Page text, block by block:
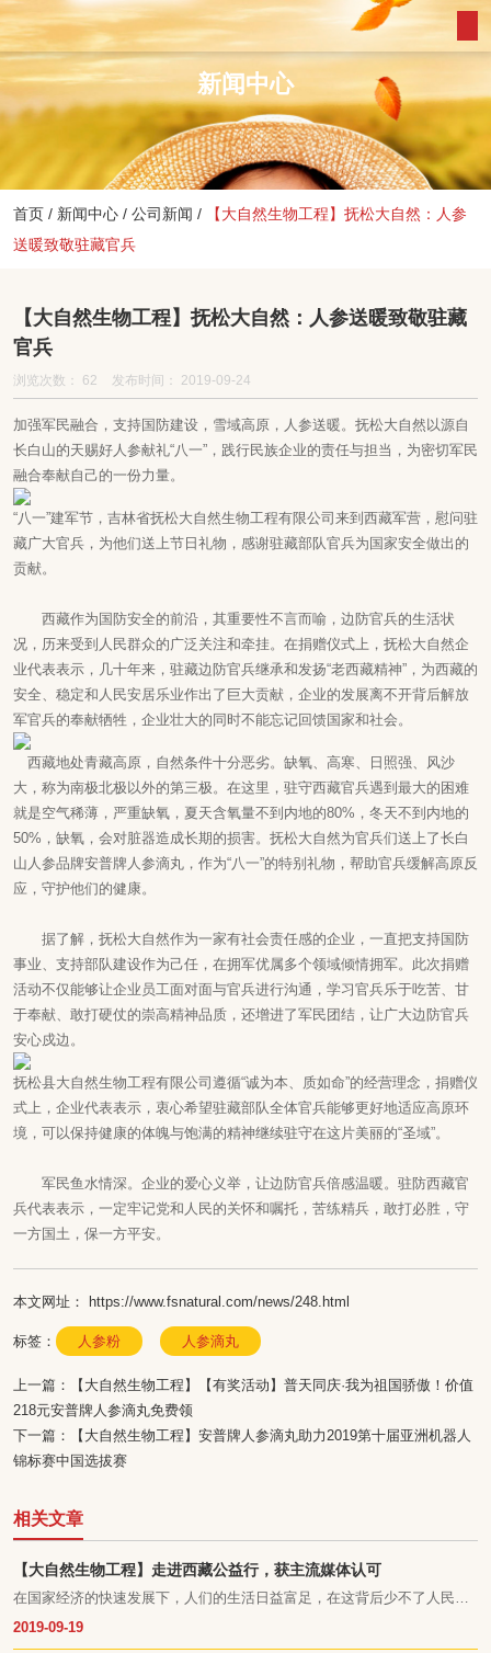
新闻中心
首页 / 新闻中心 / 公司新闻 /
【大自然生物工程】抚松大自然：人参
送暖致敬驻藏官兵
【大自然生物工程】抚松大自然：人参送暖致敬驻藏
官兵
浏览次数： 62 发布时间： 2019-09-24
加强军民融合，支持国防建设，雪域高原，人参送暖。抚松大自然以源自
长白山的天赐好人参献礼“八一”，践行民族企业的责任与担当，为密切军民
融合奉献自己的一份力量。
“八一”建军节，吉林省抚松大自然生物工程有限公司来到西藏军营，慰问驻
藏广大官兵，为他们送上节日礼物，感谢驻藏部队官兵为国家安全做出的
贡献。
西藏作为国防安全的前沿，其重要性不言而喻，边防官兵的生活状
况，历来受到人民群众的广泛关注和牵挂。在捐赠仪式上，抚松大自然企
业代表表示，几十年来，驻藏边防官兵继承和发扬“老西藏精神”，为西藏的
安全、稳定和人民安居乐业作出了巨大贡献，企业的发展离不开背后解放
军官兵的奉献牺牲，企业壮大的同时不能忘记回馈国家和社会。
西藏地处青藏高原，自然条件十分恶劣。缺氧、高寒、日照强、风沙
大，称为南极北极以外的第三极。在这里，驻守西藏官兵遇到最大的困难
就是空气稀薄，严重缺氧，夏天含氧量不到内地的80%，冬天不到内地的
50%，缺氧，会对脏器造成长期的损害。抚松大自然为官兵们送上了长白
山人参品牌安普牌人参滴丸，作为“八一”的特别礼物，帮助官兵缓解高原反
应，守护他们的健康。
据了解，抚松大自然作为一家有社会责任感的企业，一直把支持国防
事业、支持部队建设作为己任，在拥军优属多个领域倾情拥军。此次捐赠
活动不仅能够让企业员工面对面与官兵进行沟通，学习官兵乐于吃苦、甘
于奉献、敢打硬仗的崇高精神品质，还增进了军民团结，让广大边防官兵
安心戍边。
抚松县大自然生物工程有限公司遵循“诚为本、质如命”的经营理念，捐赠仪
式上，企业代表表示，衷心希望驻藏部队全体官兵能够更好地适应高原环
境，可以保持健康的体魄与饱满的精神继续驻守在这片美丽的“圣域”。
军民鱼水情深。企业的爱心义举，让边防官兵倍感温暖。驻防西藏官
兵代表表示，一定牢记党和人民的关怀和嘱托，苦练精兵，敢打必胜，守
一方国土，保一方平安。
本文网址： https://www.fsnatural.com/news/248.html
标签： 人参粉 人参滴丸
上一篇：
【大自然生物工程】【有奖活动】普天同庆·我为祖国骄傲！价值
218元安普牌人参滴丸免费领
下一篇：
【大自然生物工程】安普牌人参滴丸助力2019第十届亚洲机器人
锦标赛中国选拔赛
相关文章
2019-09-19
【大自然生物工程】走进西藏公益行，获主流媒体认可
在国家经济的快速发展下，人们的生活日益富足，在这背后少不了人民解
放军的守护。为了加强军民融合，支持国防建设，吉林省抚松县大自然生